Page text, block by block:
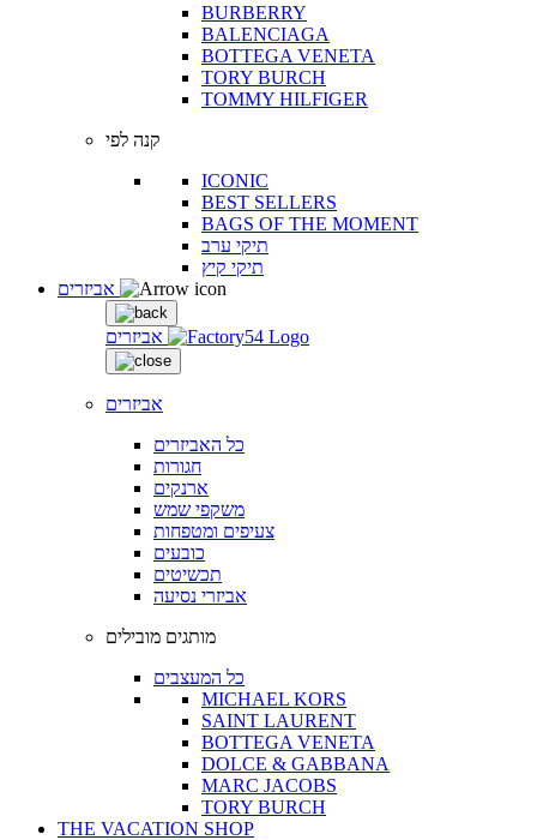
BURBERRY
BALENCIAGA
BOTTEGA VENETA
TORY BURCH
TOMMY HILFIGER
קנה לפי
ICONIC
BEST SELLERS
BAGS OF THE MOMENT
תיקי ערב
תיקי קיץ
אביזרים
אביזרים
כל האביזרים
חגורות
ארנקים
משקפי שמש
צעיפים ומטפחות
כובעים
תכשיטים
אביזרי נסיעה
מותגים מובילים
כל המעצבים
MICHAEL KORS
SAINT LAURENT
BOTTEGA VENETA
DOLCE & GABBANA
MARC JACOBS
TORY BURCH
THE VACATION SHOP